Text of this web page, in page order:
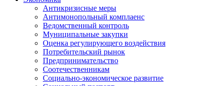
Антикризисные меры
Антимонопольный комплаенс
Ведомственный контроль
Муниципальные закупки
Оценка регулирующего воздействия
Потребительский рынок
Предпринимательство
Соотечественникам
Социально-экономическое развитие